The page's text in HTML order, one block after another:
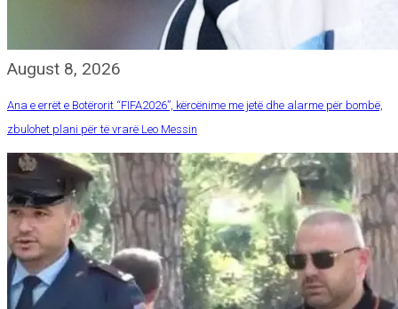
August 8, 2026
Ana e errët e Botërorit “FIFA2026”, kërcënime me jetë dhe alarme për bombë,
zbulohet plani për të vrarë Leo Messin